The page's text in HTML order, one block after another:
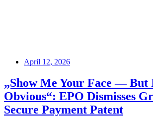
April 12, 2026
„Show Me Your Face — But
Obvious“: EPO Dismisses
Secure Payment Patent